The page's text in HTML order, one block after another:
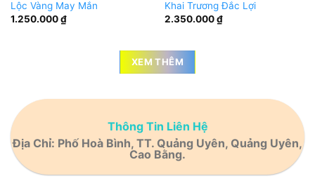
Lộc Vàng May Mắn
1.250.000₫
Khai Trương Đắc Lợi
2.350.000₫
XEM THÊM
Thông Tin Liên Hệ
Địa Chỉ: Phố Hoà Bình, TT. Quảng Uyên, Quảng Uyên,
Cao Bằng.